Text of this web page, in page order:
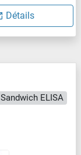
Détails
Sandwich ELISA